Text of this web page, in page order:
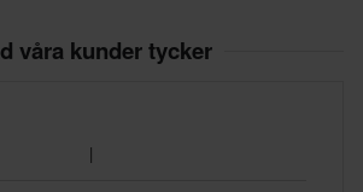
våra kunder tycker